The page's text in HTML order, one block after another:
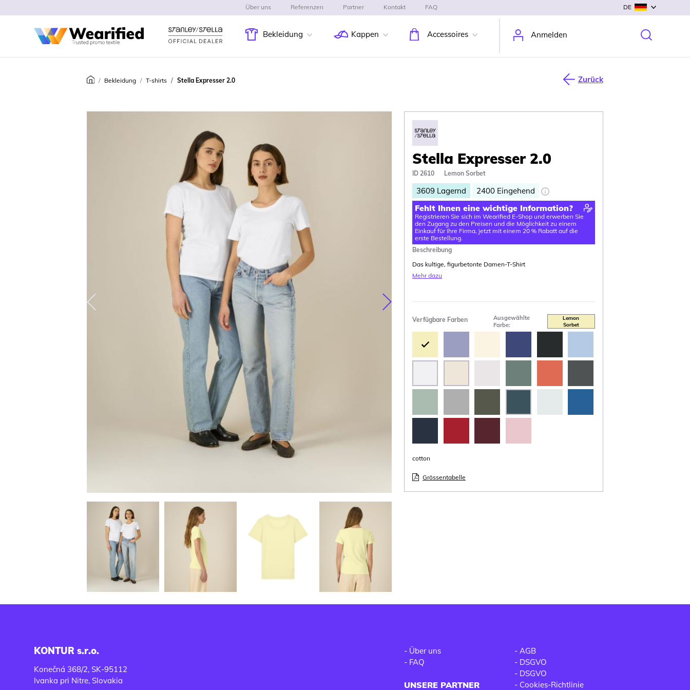
Bekleidung Kappen Accessoires Anmelden
Über uns Referenzen Partner Kontakt FAQ DE
Bekleidung T-shirts Stella Expresser 2.0 Zurück
Predchádzajúca
Nasledujúca
Stella Expresser 2.0
ID 2610 Lemon Sorbet
3609 Lagernd 2400 Eingehend
Fehlt Ihnen eine wichtige Information?
Registrieren Sie sich im Wearified E-Shop und erwerben Sie
den Zugang zu den Preisen und die Möglichkeit zu einem
Einkauf für Ihre Firma, jetzt mit einem 20 % Rabatt auf die
erste Bestellung.
Beschreibung
Das kultige, figurbetonte Damen-T-Shirt
Mehr dazu
Verfügbare Farben
Ausgewählte
Farbe:
Lemon
Sorbet
cotton
Grössentabelle
KONTUR s.r.o.
Konečná 368/2, SK-95112
Ivanka pri Nitre, Slovakia
- Über uns
- FAQ
UNSERE PARTNER
- AGB
- DSGVO
- DSGVO
- Cookies-Richtlinie